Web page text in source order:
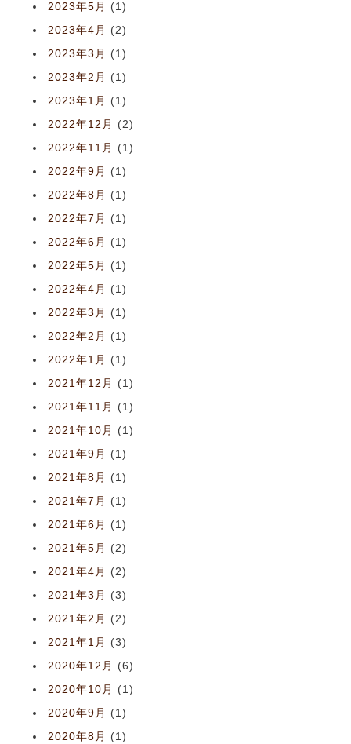
2023年5月
(1)
2023年4月
(2)
2023年3月
(1)
2023年2月
(1)
2023年1月
(1)
2022年12月
(2)
2022年11月
(1)
2022年9月
(1)
2022年8月
(1)
2022年7月
(1)
2022年6月
(1)
2022年5月
(1)
2022年4月
(1)
2022年3月
(1)
2022年2月
(1)
2022年1月
(1)
2021年12月
(1)
2021年11月
(1)
2021年10月
(1)
2021年9月
(1)
2021年8月
(1)
2021年7月
(1)
2021年6月
(1)
2021年5月
(2)
2021年4月
(2)
2021年3月
(3)
2021年2月
(2)
2021年1月
(3)
2020年12月
(6)
2020年10月
(1)
2020年9月
(1)
2020年8月
(1)